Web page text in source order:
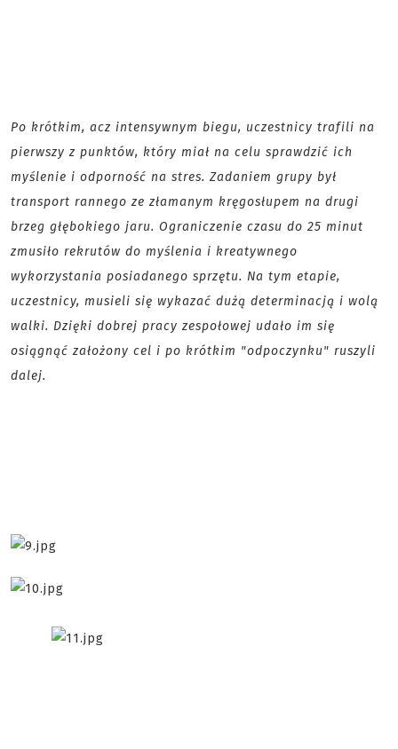
Po krótkim, acz intensywnym biegu, uczestnicy trafili na
pierwszy z punktów, który miał na celu sprawdzić ich
myślenie i odporność na stres. Zadaniem grupy był
transport rannego ze złamanym kręgosłupem na drugi
brzeg głębokiego jaru. Ograniczenie czasu do 25 minut
zmusiło rekrutów do myślenia i kreatywnego
wykorzystania posiadanego sprzętu. Na tym etapie,
uczestnicy, musieli się wykazać dużą determinacją i wolą
walki. Dzięki dobrej pracy zespołowej udało im się
osiągnąć założony cel i po krótkim "odpoczynku" ruszyli
dalej.